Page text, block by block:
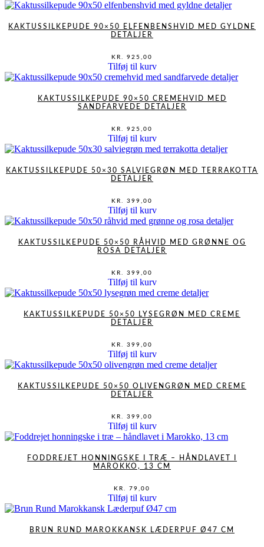
KAKTUSSILKEPUDE 90×50 ELFENBENSHVID MED GYLDNE
DETALJER
KR. 925,00
Tilføj til kurv
KAKTUSSILKEPUDE 90×50 CREMEHVID MED
SANDFARVEDE DETALJER
KR. 925,00
Tilføj til kurv
KAKTUSSILKEPUDE 50×30 SALVIEGRØN MED TERRAKOTTA
DETALJER
KR. 399,00
Tilføj til kurv
KAKTUSSILKEPUDE 50×50 RÅHVID MED GRØNNE OG
ROSA DETALJER
KR. 399,00
Tilføj til kurv
KAKTUSSILKEPUDE 50×50 LYSEGRØN MED CREME
DETALJER
KR. 399,00
Tilføj til kurv
KAKTUSSILKEPUDE 50×50 OLIVENGRØN MED CREME
DETALJER
KR. 399,00
Tilføj til kurv
FODDREJET HONNINGSKE I TRÆ – HÅNDLAVET I
MAROKKO, 13 CM
KR. 79,00
Tilføj til kurv
BRUN RUND MAROKKANSK LÆDERPUF Ø47 CM